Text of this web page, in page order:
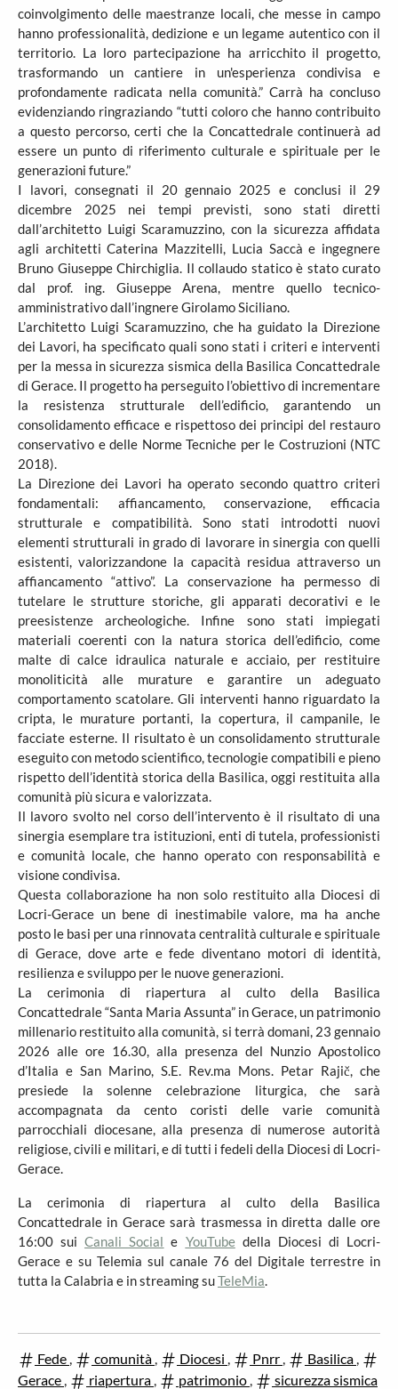
coinvolgimento delle maestranze locali, che messe in campo
hanno professionalità, dedizione e un legame autentico con il
territorio. La loro partecipazione ha arricchito il progetto,
trasformando un cantiere in un'esperienza condivisa e
profondamente radicata nella comunità.” Carrà ha concluso
evidenziando ringraziando “tutti coloro che hanno contribuito
a questo percorso, certi che la Concattedrale continuerà ad
essere un punto di riferimento culturale e spirituale per le
generazioni future.”
I lavori, consegnati il 20 gennaio 2025 e conclusi il 29
dicembre 2025 nei tempi previsti, sono stati diretti
dall’architetto Luigi Scaramuzzino, con la sicurezza affidata
agli architetti Caterina Mazzitelli, Lucia Saccà e ingegnere
Bruno Giuseppe Chirchiglia. Il collaudo statico è stato curato
dal prof. ing. Giuseppe Arena, mentre quello tecnico-
amministrativo dall’ingnere Girolamo Siciliano.
L’architetto Luigi Scaramuzzino, che ha guidato la Direzione
dei Lavori, ha specificato quali sono stati i criteri e interventi
per la messa in sicurezza sismica della Basilica Concattedrale
di Gerace. Il progetto ha perseguito l’obiettivo di incrementare
la resistenza strutturale dell’edificio, garantendo un
consolidamento efficace e rispettoso dei principi del restauro
conservativo e delle Norme Tecniche per le Costruzioni (NTC
2018).
La Direzione dei Lavori ha operato secondo quattro criteri
fondamentali: affiancamento, conservazione, efficacia
strutturale e compatibilità. Sono stati introdotti nuovi
elementi strutturali in grado di lavorare in sinergia con quelli
esistenti, valorizzandone la capacità residua attraverso un
affiancamento “attivo”. La conservazione ha permesso di
tutelare le strutture storiche, gli apparati decorativi e le
preesistenze archeologiche. Infine sono stati impiegati
materiali coerenti con la natura storica dell’edificio, come
malte di calce idraulica naturale e acciaio, per restituire
monoliticità alle murature e garantire un adeguato
comportamento scatolare. Gli interventi hanno riguardato la
cripta, le murature portanti, la copertura, il campanile, le
facciate esterne. Il risultato è un consolidamento strutturale
eseguito con metodo scientifico, tecnologie compatibili e pieno
rispetto dell’identità storica della Basilica, oggi restituita alla
comunità più sicura e valorizzata.
Il lavoro svolto nel corso dell’intervento è il risultato di una
sinergia esemplare tra istituzioni, enti di tutela, professionisti
e comunità locale, che hanno operato con responsabilità e
visione condivisa.
Questa collaborazione ha non solo restituito alla Diocesi di
Locri-Gerace un bene di inestimabile valore, ma ha anche
posto le basi per una rinnovata centralità culturale e spirituale
di Gerace, dove arte e fede diventano motori di identità,
resilienza e sviluppo per le nuove generazioni.
La cerimonia di riapertura al culto della Basilica
Concattedrale “Santa Maria Assunta” in Gerace, un patrimonio
millenario restituito alla comunità, si terrà domani, 23 gennaio
2026 alle ore 16.30, alla presenza del Nunzio Apostolico
d’Italia e San Marino, S.E. Rev.ma Mons. Petar Rajič, che
presiede la solenne celebrazione liturgica, che sarà
accompagnata da cento coristi delle varie comunità
parrocchiali diocesane, alla presenza di numerose autorità
religiose, civili e militari, e di tutti i fedeli della Diocesi di Locri-
Gerace.
La cerimonia di riapertura al culto della Basilica
Concattedrale in Gerace sarà trasmessa in diretta dalle ore
16:00 suiCanali Social e YouTubedella Diocesi di Locri-
Gerace e su Telemia sul canale 76 del Digitale terrestre in
tutta la Calabria e in streaming suTeleMia.
Fede , comunità , Diocesi , Pnrr , Basilica ,
Gerace , riapertura , patrimonio ,
sicurezza sismica